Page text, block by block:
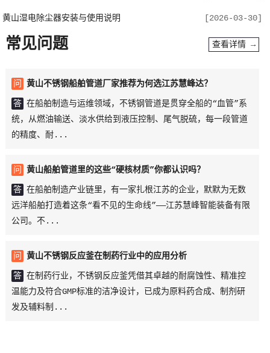
黄山湿电除尘器安装与使用说明 [2026-03-30]
查看详情 →
常见问题
问 黄山不锈钢船舶管道厂家推荐为何选江苏慧峰达？
答 在船舶制造与运维领域，不锈钢管道是贯穿全船的“血管”系
统，从燃油输送、淡水供给到液压控制、尾气脱硫，每一段管道
的精度、耐...
问 黄山船舶管道里的这些“硬核材质”你都认识吗？
答 在船舶制造产业链里，有一家扎根江苏的企业，默默为无数
远洋船舶打造着这条“看不见的生命线”——江苏慧峰智能装备有限
公司。不...
问 黄山不锈钢反应釜在制药行业中的应用分析
答 在制药行业，不锈钢反应釜凭借其卓越的耐腐蚀性、精准控
温能力及符合GMP标准的洁净设计，已成为原料药合成、制剂研
发及辅料制...